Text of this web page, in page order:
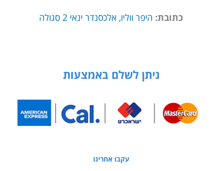
כתובת: היפר ווליו, אלכסנדר ינאי 2 סגולה
ניתן לשלם באמצעות
עקבו אחרינו